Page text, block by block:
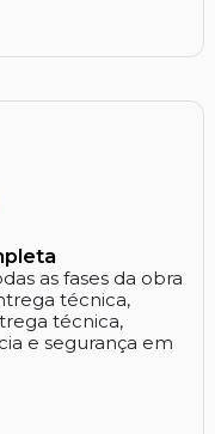
as fases da obra
técnica,
técnica,
e segurança em